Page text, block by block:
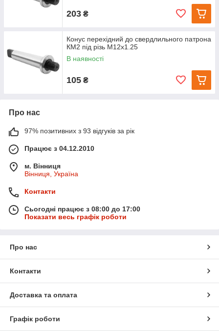
203 ₴
Конус перехідний до свердлильного патрона
КМ2 під різь М12х1.25
В наявності
105 ₴
Про нас
97% позитивних з 93 відгуків за рік
Працює з 04.12.2010
м. Вінниця
Вінниця, Україна
Контакти
Сьогодні працює з 08:00 до 17:00
Показати весь графік роботи
Про нас
Контакти
Доставка та оплата
Графік роботи